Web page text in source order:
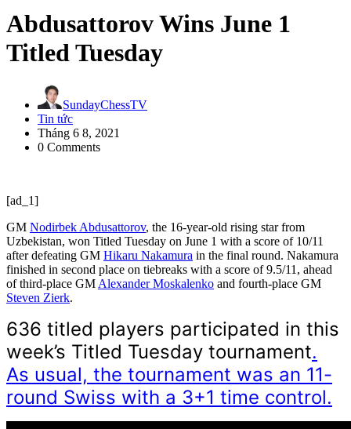
Abdusattorov Wins June 1
Titled Tuesday
SundayChessTV
Tin tức
Tháng 6 8, 2021
0 Comments
[ad_1]
GM Nodirbek Abdusattorov, the 16-year-old rising star from
Uzbekistan, won Titled Tuesday on June 1 with a score of 10/11
after defeating GM Hikaru Nakamura in the final round. Nakamura
finished in second place on tiebreaks with a score of 9.5/11, ahead
of third-place GM Alexander Moskalenko and fourth-place GM
Steven Zierk.
636 titled players participated in this
week’s Titled Tuesday tournament.
As usual, the tournament was an 11-
round Swiss with a 3+1 time control.